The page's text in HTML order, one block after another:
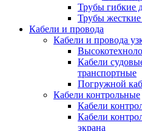
Трубы гибкие
Трубы
Кабели и провода
Кабели и провода
Кабели
транспортные
Погружной
Кабели контрольные
Кабели
Кабели
экрана